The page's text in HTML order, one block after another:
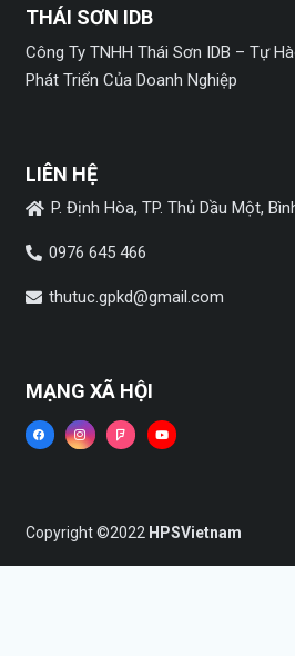
THÁI SƠN IDB
Công Ty TNHH Thái Sơn IDB – Tự
Phát Triển Của Doanh Nghiệp
LIÊN HỆ
P. Định Hòa, TP. Thủ Dầu Một,
0976 645 466
thutuc.gpkd@gmail.com
MẠNG XÃ HỘI
Copyright ©2022 HPSVietnam